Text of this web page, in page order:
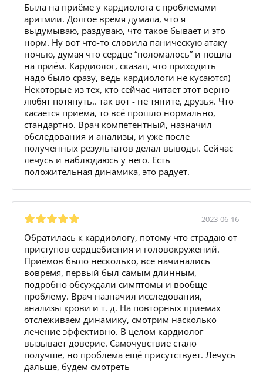
Была на приёме у кардиолога с проблемами
аритмии. Долгое время думала, что я
выдумываю, раздуваю, что такое бывает и это
норм. Ну вот что-то словила паническую атаку
ночью, думая что сердце “поломалось” и пошла
на приём. Кардиолог, сказал, что приходить
надо было сразу, ведь кардиологи не кусаются)
Некоторые из тех, кто сейчас читает этот верно
любят потянуть.. так вот - не тяните, друзья. Что
касается приёма, то всё прошло нормально,
стандартно. Врач компетентный, назначил
обследования и анализы, и уже после
полученных результатов делал выводы. Сейчас
лечусь и наблюдаюсь у него. Есть
положительная динамика, это радует.
2023-06-16
Обратилась к кардиологу, потому что страдаю от
приступов сердцебиения и головокружений.
Приёмов было несколько, все начинались
вовремя, первый был самым длинным,
подробно обсуждали симптомы и вообще
проблему. Врач назначил исследования,
анализы крови и т. д. На повторных приемах
отслеживаем динамику, смотрим насколько
лечение эффективно. В целом кардиолог
вызывает доверие. Самочувствие стало
получше, но проблема ещё присутствует. Лечусь
дальше, будем смотреть